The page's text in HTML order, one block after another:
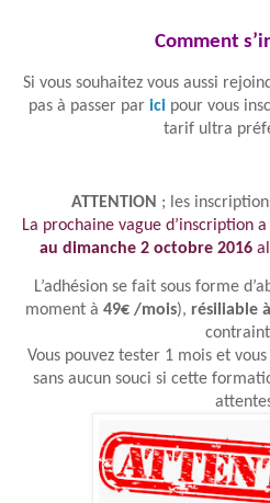
Comment
Si vous souhaitez vous aussi
pas à passer par ici pour vous
tarif ultra
ATTENTION ; les
La prochaine vague d’inscription
au dimanche 2 octobre 2016
L’adhésion se fait sous forme
moment à 49€ /mois), résiliable
Vous pouvez tester 1 mois et
sans aucun souci si cette